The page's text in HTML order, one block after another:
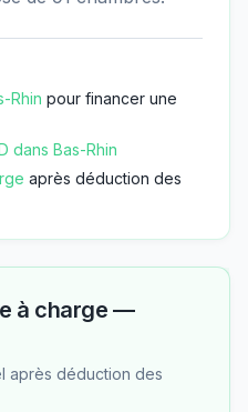
Rhin pour financer une
dans Bas-Rhin
après déduction des
à charge —
après déduction des